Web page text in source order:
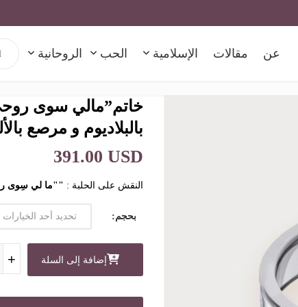
عن مقالات الإسلامية الحب الروحانية
بالبلاديوم و مرصع
391.00 USD
النقش على الحلبة : ""ما لي سِوى
بحجم
+
+
+ إضافة إلى السلة